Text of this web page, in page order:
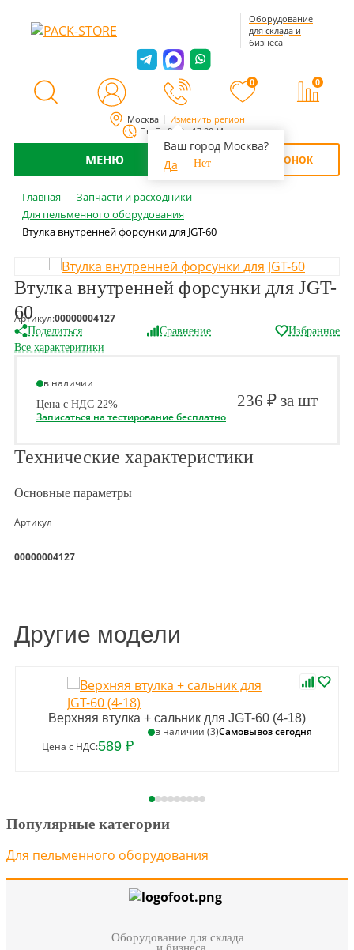
Москва Изменить регион
Ваш город Москва?
Да
Нет
Пн-Пт 8:00 - 17:00 Мск
Оборудование
для склада и
бизнеса
0 0
МЕНЮ ОБРАТНЫЙ ЗВОНОК
Главная
Запчасти и расходники
Для пельменного оборудования
Втулка внутренней форсунки для JGT-60
Втулка внутренней форсунки для JGT-
60
Артикул:00000004127
Поделиться Сравнение
Избранное
Все характеритики
в наличии
Цена с НДС 22% 236 ₽ за шт
Записаться на тестирование бесплатно
Технические характеристики
Основные параметры
Артикул
00000004127
Другие модели
Верхняя втулка + сальник для JGT-60 (4-18)
в наличии (3)Самовывоз сегодня
Цена с НДС:589 ₽
Популярные категории
Для пельменного оборудования
Оборудование для склада
и бизнеса